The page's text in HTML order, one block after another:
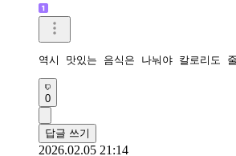
역시 맛있는 음식은 나눠야 칼로리도
0
답글 쓰기
2026.02.05 21:14